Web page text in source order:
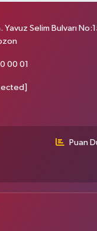
Yavuz Selim Bulvarı
00 01
Puan